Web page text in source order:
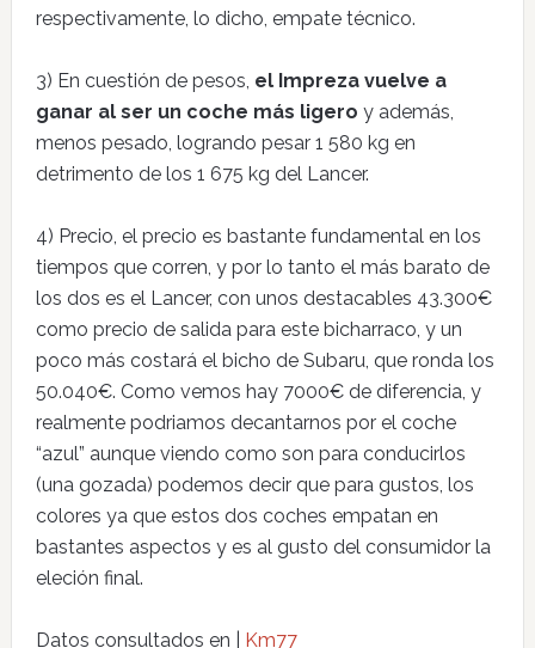
respectivamente, lo dicho, empate técnico.
3) En cuestión de pesos, el Impreza vuelve a
ganar al ser un coche más ligero y además,
menos pesado, logrando pesar 1 580 kg en
detrimento de los 1 675 kg del Lancer.
4) Precio, el precio es bastante fundamental en los
tiempos que corren, y por lo tanto el más barato de
los dos es el Lancer, con unos destacables 43.300€
como precio de salida para este bicharraco, y un
poco más costará el bicho de Subaru, que ronda los
50.040€. Como vemos hay 7000€ de diferencia, y
realmente podriamos decantarnos por el coche
“azul” aunque viendo como son para conducirlos
(una gozada) podemos decir que para gustos, los
colores ya que estos dos coches empatan en
bastantes aspectos y es al gusto del consumidor la
eleción final.
Datos consultados en | Km77